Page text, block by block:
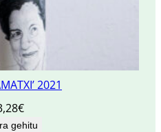
2021
€
gehitu